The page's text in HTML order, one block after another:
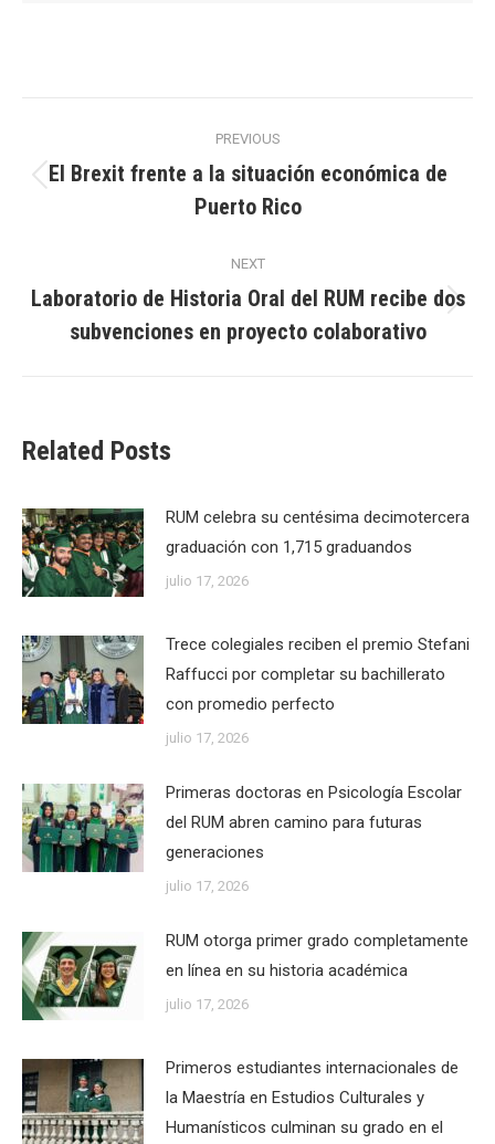
navigation
PREVIOUS
Previous
post:
El Brexit frente a la situación económica de
Puerto Rico
NEXT
Next
post:
Laboratorio de Historia Oral del RUM recibe dos
subvenciones en proyecto colaborativo
Related Posts
RUM celebra su centésima decimotercera
graduación con 1,715 graduandos
julio 17, 2026
Trece colegiales reciben el premio Stefani
Raffucci por completar su bachillerato
con promedio perfecto
julio 17, 2026
Primeras doctoras en Psicología Escolar
del RUM abren camino para futuras
generaciones
julio 17, 2026
RUM otorga primer grado completamente
en línea en su historia académica
julio 17, 2026
Primeros estudiantes internacionales de
la Maestría en Estudios Culturales y
Humanísticos culminan su grado en el